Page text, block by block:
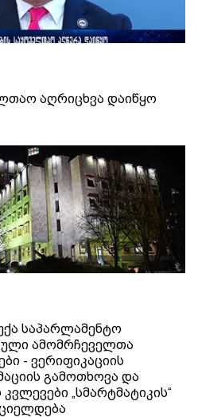
აღრიცხვა დაიწყო
საპარლამენტო
ამომრჩეველთა
- ვერიფიკაციის
გამოთხოვა და
„სმარტმატიკის“